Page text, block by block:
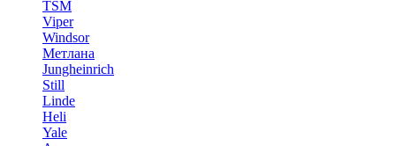
TSM
Viper
Windsor
Метлана
Jungheinrich
Still
Linde
Heli
Yale